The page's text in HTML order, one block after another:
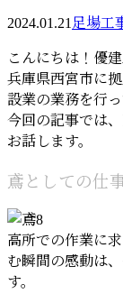
2024.01.21 足場工
こんにちは！優建
兵庫県西宮市に
設業の業務を行っ
今回の記事では
お話します。
鳶としての仕
高所での作業に
む瞬間の感動は
す。